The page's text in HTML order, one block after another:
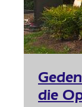
die